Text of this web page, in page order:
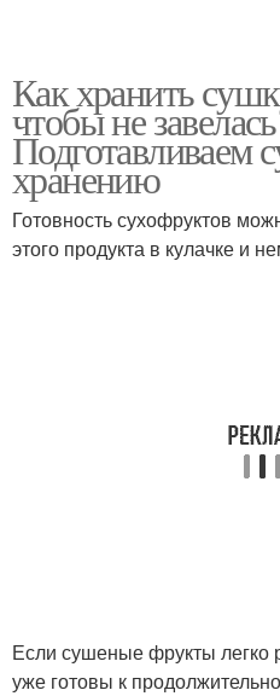
Как хранить
чтобы не
Подготавливаем
хранению
Готовность сухофруктов
этого продукта в кулачке и
Если сушеные фрукты легко
уже готовы к